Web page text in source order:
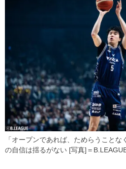
「オープンであれば、ためらうこと
の自信は揺るがない [写真]＝